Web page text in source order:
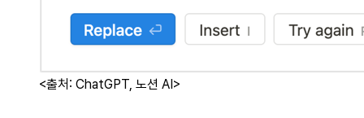
<출처: ChatGPT, 노션 AI>